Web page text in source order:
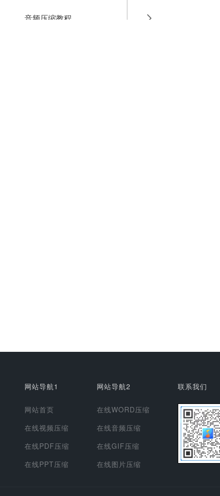
音频压缩教程
网站导航1
网站首页
在线视频压缩
在线PDF压缩
在线PPT压缩
网站导航2
在线WORD压缩
在线音频压缩
在线GIF压缩
在线图片压缩
联系我们